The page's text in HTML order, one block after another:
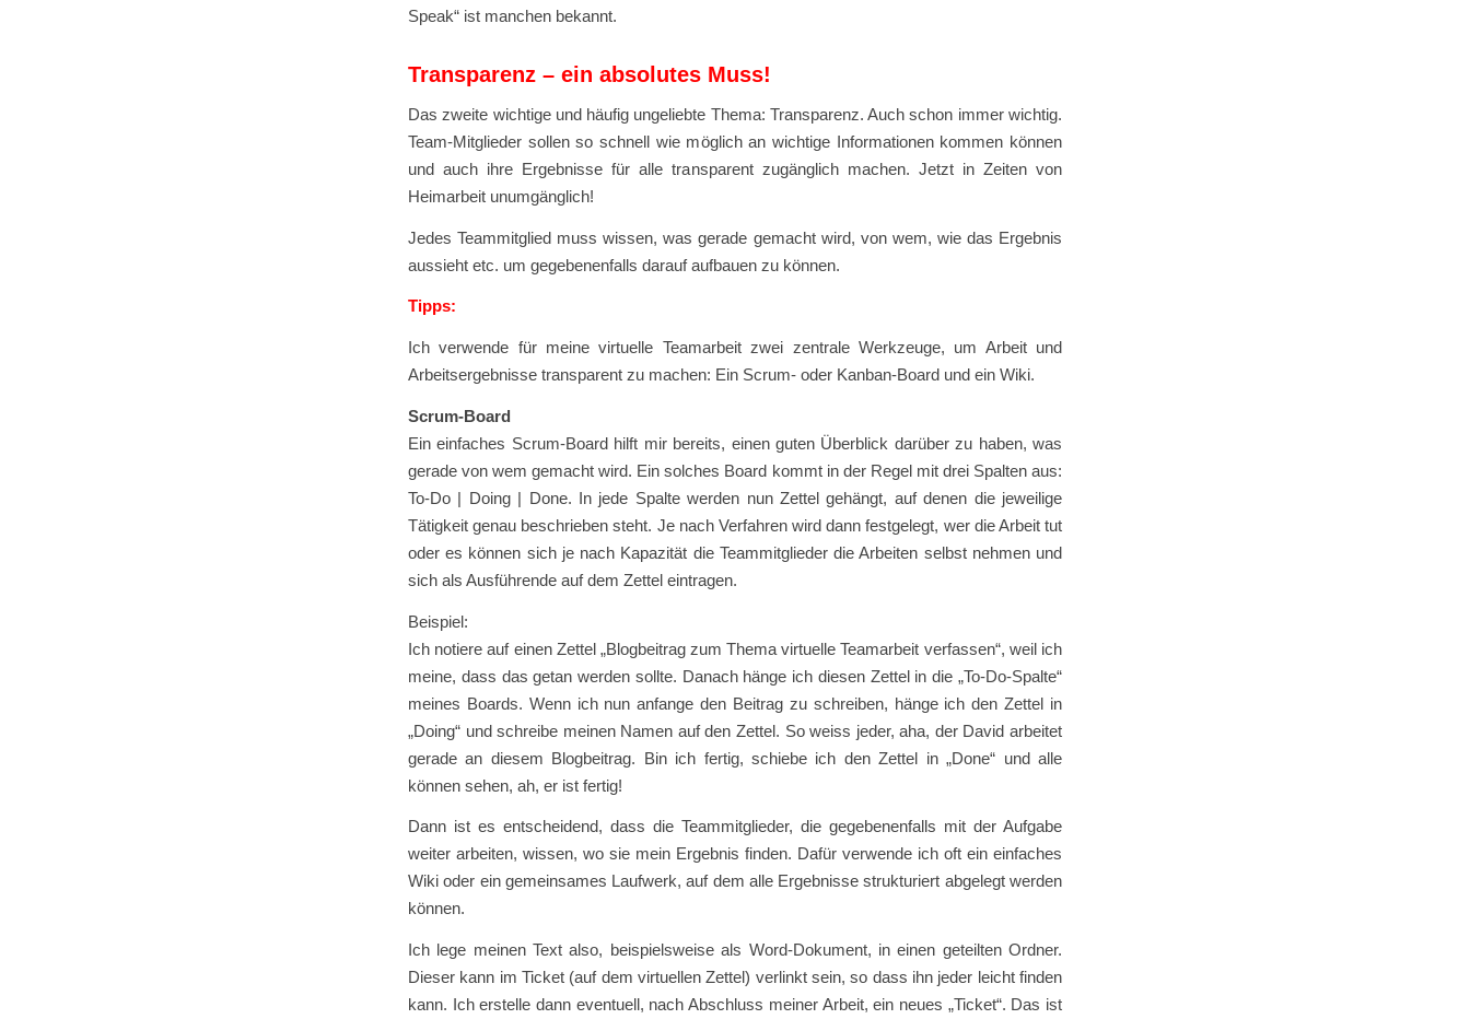
Speak“ ist manchen bekannt.
Transparenz – ein absolutes Muss!
Das zweite wichtige und häufig ungeliebte Thema: Transparenz. Auch schon immer wichtig.
Team-Mitglieder sollen so schnell wie möglich an wichtige Informationen kommen können
und auch ihre Ergebnisse für alle transparent zugänglich machen. Jetzt in Zeiten von
Heimarbeit unumgänglich!
Jedes Teammitglied muss wissen, was gerade gemacht wird, von wem, wie das Ergebnis
aussieht etc. um gegebenenfalls darauf aufbauen zu können.
Tipps:
Ich verwende für meine virtuelle Teamarbeit zwei zentrale Werkzeuge, um Arbeit und
Arbeitsergebnisse transparent zu machen: Ein Scrum- oder Kanban-Board und ein Wiki.
Scrum-Board
Ein einfaches Scrum-Board hilft mir bereits, einen guten Überblick darüber zu haben, was
gerade von wem gemacht wird. Ein solches Board kommt in der Regel mit drei Spalten aus:
To-Do | Doing | Done. In jede Spalte werden nun Zettel gehängt, auf denen die jeweilige
Tätigkeit genau beschrieben steht. Je nach Verfahren wird dann festgelegt, wer die Arbeit tut
oder es können sich je nach Kapazität die Teammitglieder die Arbeiten selbst nehmen und
sich als Ausführende auf dem Zettel eintragen.
Beispiel:
Ich notiere auf einen Zettel „Blogbeitrag zum Thema virtuelle Teamarbeit verfassen“, weil ich
meine, dass das getan werden sollte. Danach hänge ich diesen Zettel in die „To-Do-Spalte“
meines Boards. Wenn ich nun anfange den Beitrag zu schreiben, hänge ich den Zettel in
„Doing“ und schreibe meinen Namen auf den Zettel. So weiss jeder, aha, der David arbeitet
gerade an diesem Blogbeitrag. Bin ich fertig, schiebe ich den Zettel in „Done“ und alle
können sehen, ah, er ist fertig!
Dann ist es entscheidend, dass die Teammitglieder, die gegebenenfalls mit der Aufgabe
weiter arbeiten, wissen, wo sie mein Ergebnis finden. Dafür verwende ich oft ein einfaches
Wiki oder ein gemeinsames Laufwerk, auf dem alle Ergebnisse strukturiert abgelegt werden
können.
Ich lege meinen Text also, beispielsweise als Word-Dokument, in einen geteilten Ordner.
Dieser kann im Ticket (auf dem virtuellen Zettel) verlinkt sein, so dass ihn jeder leicht finden
kann. Ich erstelle dann eventuell, nach Abschluss meiner Arbeit, ein neues „Ticket“. Das ist